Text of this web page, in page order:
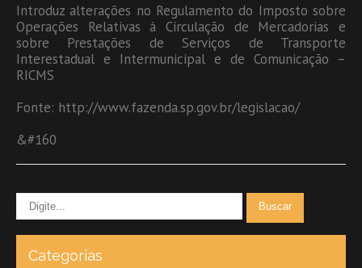
Introduz alterações no Regulamento do Imposto sobre
Operações Relativas à Circulação de Mercadorias e
sobre Prestações de Serviços de Transporte
Interestadual e Intermunicipal e de Comunicação –
RICMS
Fonte: http://www.fazenda.sp.gov.br/legislacao/
&#160
Categorias